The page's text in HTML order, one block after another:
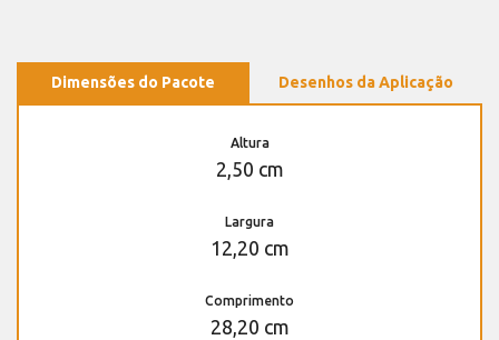
Dimensões do Pacote Desenhos da Aplicação
Altura
2,50 cm
Largura
12,20 cm
Comprimento
28,20 cm